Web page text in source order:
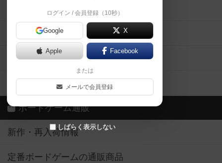
ログイン / 会員登録（10秒）
Google X
Apple Facebook
または
メールで会員登録
しばらく表示しない
掲示板・トピックス
ボドとも・会員一覧
ボードゲーム業界コラム
ボドゲーマご利用案内
ボードゲーム通販
新作・再入荷情報
定番ボードゲームの通販商品